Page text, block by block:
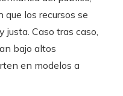
los recursos se
Caso tras caso,
bajo altos
en modelos a